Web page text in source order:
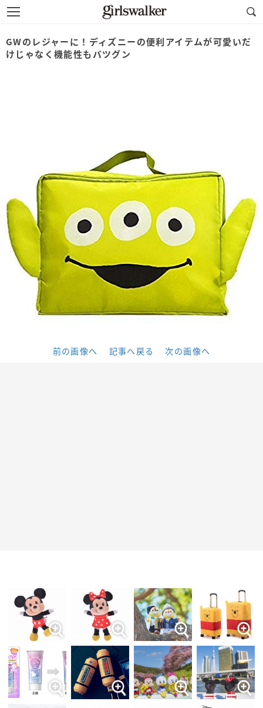
GWのレジャーに！ディズニーの便利アイテムが可愛いだ
けじゃなく機能性もバツグン
前の画像へ 記事へ戻る 次の画像へ